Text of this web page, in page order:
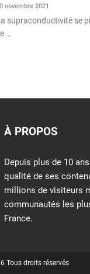
novembre 2021
supraconductivité se
…
À PROPOS
Depuis plus de 10
qualité de ses
millions de visiteurs
communautés les
France.
Tous droits réservés